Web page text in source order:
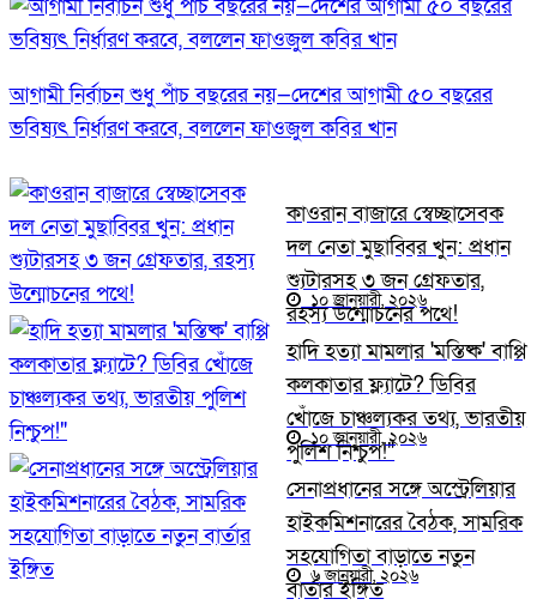
আগামী নির্বাচন শুধু পাঁচ বছরের নয়—দেশের আগামী ৫০ বছরের
ভবিষ্যৎ নির্ধারণ করবে, বললেন ফাওজুল কবির খান
কাওরান বাজারে স্বেচ্ছাসেবক
দল নেতা মুছাব্বির খুন: প্রধান
শ্যুটারসহ ৩ জন গ্রেফতার,
রহস্য উন্মোচনের পথে!
১০ জানুয়ারী, ২০২৬
হাদি হত্যা মামলার 'মস্তিষ্ক' বাপ্পি
কলকাতার ফ্ল্যাটে? ডিবির
খোঁজে চাঞ্চল্যকর তথ্য, ভারতীয়
পুলিশ নিশ্চুপ!"
১০ জানুয়ারী, ২০২৬
সেনাপ্রধানের সঙ্গে অস্ট্রেলিয়ার
হাইকমিশনারের বৈঠক, সামরিক
সহযোগিতা বাড়াতে নতুন
বার্তার ইঙ্গিত
৬ জানুয়ারী, ২০২৬